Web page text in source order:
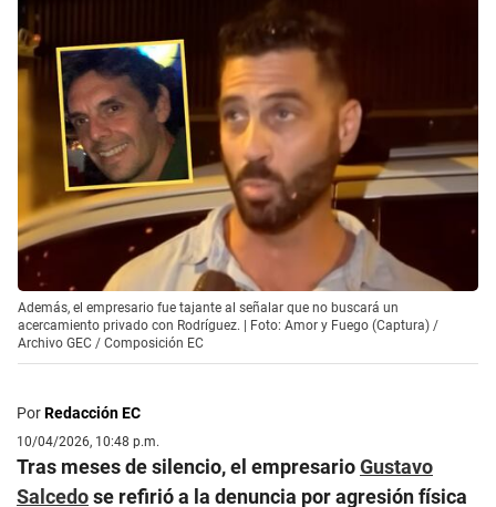
Además, el empresario fue tajante al señalar que no buscará un
acercamiento privado con Rodríguez. | Foto: Amor y Fuego (Captura) /
Archivo GEC / Composición EC
PorRedacción EC
10/04/2026, 10:48 p.m.
Tras meses de silencio, el empresarioGustavo
Salcedose refirió a la denuncia por agresión física